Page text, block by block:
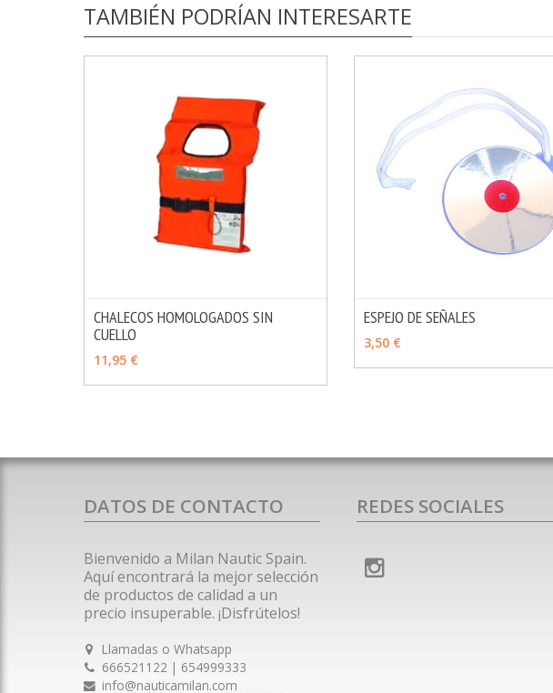
TAMBIÉN PODRÍAN INTERESARTE
VER OPCIONES
CHALECOS HOMOLOGADOS SIN
CUELLO
11,95 €
ESPEJO DE SEÑALES
3,50 €
DATOS DE CONTACTO
Bienvenido a Milan Nautic Spain.
Aquí encontrará la mejor selección
de productos de calidad a un
precio insuperable. ¡Disfrútelos!
Llamadas o Whatsapp
666521122 | 654999333
info@nauticamilan.com
REDES SOCIALES